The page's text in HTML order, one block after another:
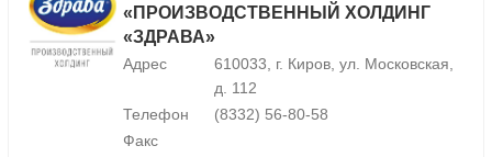
«ПРОИЗВОДСТВЕННЫЙ ХОЛДИНГ
«ЗДРАВА»
Адрес
610033, г. Киров, ул. Московская,
д. 112
Телефон
(8332) 56-80-58
Факс